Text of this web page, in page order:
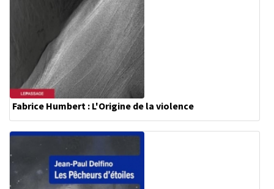
Fabrice Humbert : L'Origine de la violence